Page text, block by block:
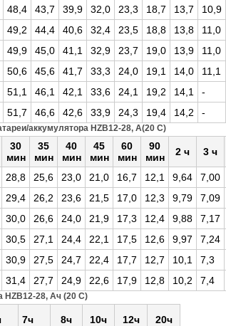
48,4 43,7 39,9 32,0 23,3 18,7 13,7 10,9
49,2 44,4 40,6 32,4 23,5 18,8 13,8 11,0
49,9 45,0 41,1 32,9 23,7 19,0 13,9 11,0
50,6 45,6 41,7 33,3 24,0 19,1 14,0 11,1
51,1 46,1 42,1 33,6 24,1 19,2 14,1 -
51,7 46,6 42,6 33,9 24,3 19,4 14,2 -
аккумулятора HZB12-28, А(20 С)
30
мин
35
мин
40
мин
45
мин
60
мин
90
мин
2 ч 3 ч
28,8 25,6 23,0 21,0 16,7 12,1 9,64 7,00
29,4 26,2 23,6 21,5 17,0 12,3 9,79 7,09
30,0 26,6 24,0 21,9 17,3 12,4 9,88 7,17
30,5 27,1 24,4 22,1 17,5 12,6 9,97 7,24
30,9 27,5 24,7 22,4 17,7 12,7 10,1 7,3
31,4 27,7 24,9 22,6 17,9 12,8 10,2 7,4
HZB12-28, Ач (20 С)
7ч 8ч 10ч 12ч 20ч